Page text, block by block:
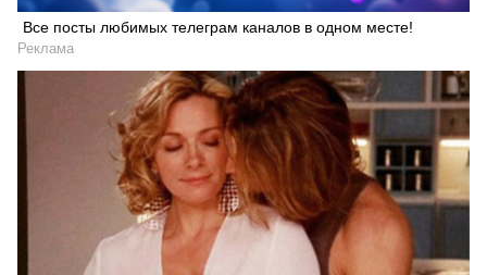
Все посты любимых телеграм каналов в одном месте!
Реклама